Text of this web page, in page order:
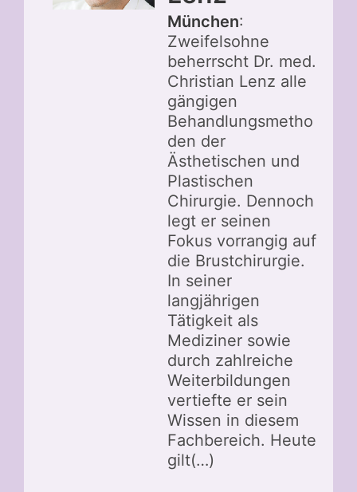
München:
Zweifelsohne
beherrscht Dr. med.
Christian Lenz alle
gängigen
Behandlungsmetho
den der
Ästhetischen und
Plastischen
Chirurgie. Dennoch
legt er seinen
Fokus vorrangig auf
die Brustchirurgie.
In seiner
langjährigen
Tätigkeit als
Mediziner sowie
durch zahlreiche
Weiterbildungen
vertiefte er sein
Wissen in diesem
Fachbereich. Heute
gilt(…)